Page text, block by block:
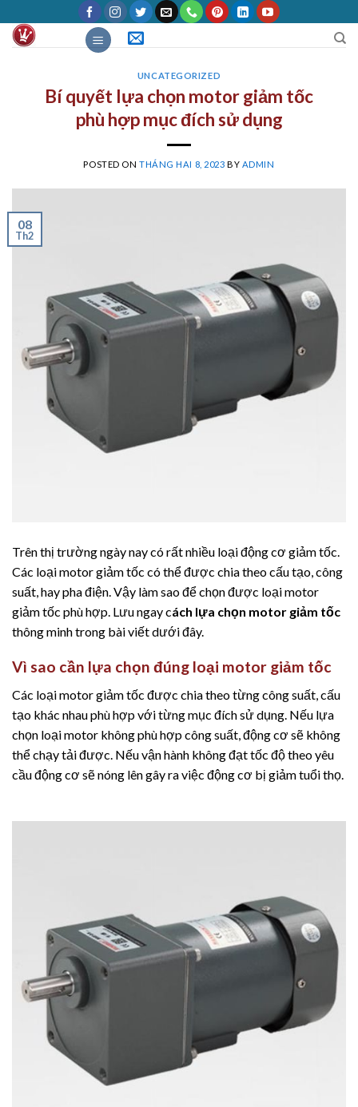
content
UNCATEGORIZED
Bí quyết lựa chọn motor giảm tốc
phù hợp mục đích sử dụng
POSTED ON THÁNG HAI 8, 2023 BY ADMIN
08
Th2
Trên thị trường ngày nay có rất nhiều loại động cơ giảm tốc.
Các loại motor giảm tốc có thể được chia theo cấu tạo, công
suất, hay pha điện. Vậy làm sao để chọn được loại motor
giảm tốc phù hợp. Lưu ngay cách lựa chọn motor giảm tốc
thông minh trong bài viết dưới đây.
Vì sao cần lựa chọn đúng loại motor giảm tốc
Các loại motor giảm tốc được chia theo từng công suất, cấu
tạo khác nhau phù hợp với từng mục đích sử dụng. Nếu lựa
chọn loại motor không phù hợp công suất, động cơ sẽ không
thể chạy tải được. Nếu vận hành không đạt tốc độ theo yêu
cầu động cơ sẽ nóng lên gây ra việc động cơ bị giảm tuổi thọ.